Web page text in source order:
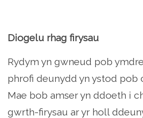
Diogelu rhag firysau
Rydym yn gwneud pob
phrofi deunydd yn ystod pob
Mae bob amser yn ddoeth i
gwrth-firysau ar yr holl